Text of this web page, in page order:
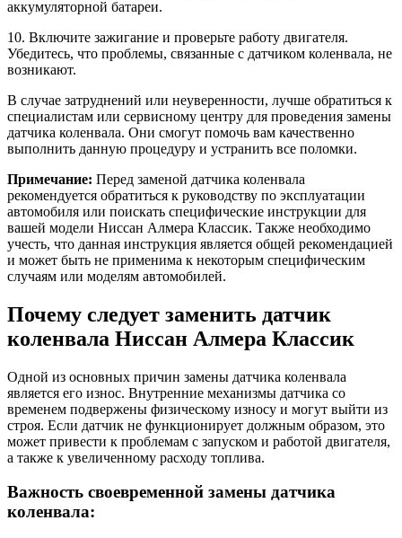
аккумуляторной батареи.
10. Включите зажигание и проверьте работу двигателя.
Убедитесь, что проблемы, связанные с датчиком коленвала, не
возникают.
В случае затруднений или неуверенности, лучше обратиться к
специалистам или сервисному центру для проведения замены
датчика коленвала. Они смогут помочь вам качественно
выполнить данную процедуру и устранить все поломки.
Примечание: Перед заменой датчика коленвала
рекомендуется обратиться к руководству по эксплуатации
автомобиля или поискать специфические инструкции для
вашей модели Ниссан Алмера Классик. Также необходимо
учесть, что данная инструкция является общей рекомендацией
и может быть не применима к некоторым специфическим
случаям или моделям автомобилей.
Почему следует заменить датчик
коленвала Ниссан Алмера Классик
Одной из основных причин замены датчика коленвала
является его износ. Внутренние механизмы датчика со
временем подвержены физическому износу и могут выйти из
строя. Если датчик не функционирует должным образом, это
может привести к проблемам с запуском и работой двигателя,
а также к увеличенному расходу топлива.
Важность своевременной замены датчика
коленвала: